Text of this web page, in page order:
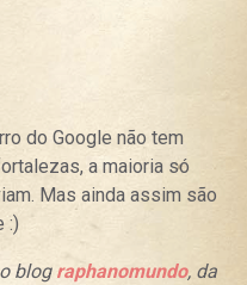
do Google não tem
a maioria só
Mas ainda assim são
:)
blog raphanomundo, da